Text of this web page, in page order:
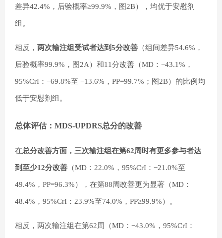
差异42.4%，后验概率≥99.9%，图2B），均优于安慰剂
组。
相反， 两次输注组受试者达到5分改善 （组间差异54.6%，
后验概率99.9%，图2A）和11分改善（MD：−43.1%，
95%CrI：−69.8%至 −13.6%，PP=99.7%；图2B）的比例均
低于安慰剂组。
总体评估：MDS-UPDRS总分的改善
在总分改善方面，三次输注组在第62周时有更多参与者达
到至少12分改善 （MD：22.0%，95%CrI：−21.0%至
49.4%，PP=96.3%），在第88周改善更为显著（MD：
48.4%，95%CrI：23.9%至74.0%，PP≥99.9%）。
相反，两次输注组在第62周（MD：−43.0%，95%CrI：